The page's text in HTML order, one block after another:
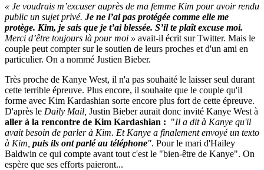
« Je voudrais m’excuser auprès de ma femme Kim pour avoir rendu
public un sujet privé. Je ne l’ai pas protégée comme elle me
protège. Kim, je sais que je t’ai blessée. S’il te plaît excuse moi.
Merci d’être toujours là pour moi » avait-il écrit sur Twitter. Mais le
couple peut compter sur le soutien de leurs proches et d'un ami en
particulier. On a nommé Justien Bieber.
Très proche de Kanye West, il n'a pas souhaité le laisser seul durant
cette terrible épreuve. Plus encore, il souhaite que le couple qu'il
forme avec Kim Kardashian sorte encore plus fort de cette épreuve.
D'après le Daily Mail Justin Bieber aurait donc invité Kanye West à
aller à la rencontre de Kim Kardashian : "Il a dit à Kanye qu'il
avait besoin de parler à Kim. Et Kanye a finalement envoyé un texto
à Kim, puis ils ont parlé au téléphone". Pour le mari d'Hailey
Baldwin ce qui compte avant tout c'est le "bien-être de Kanye". On
espère que ses efforts paieront...